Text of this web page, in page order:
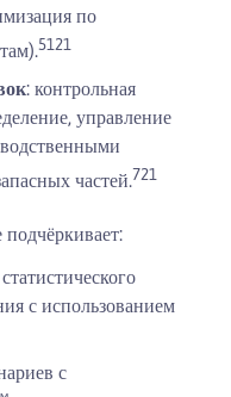
по
5121
: контрольная
управление
частей.721
с использованием
с